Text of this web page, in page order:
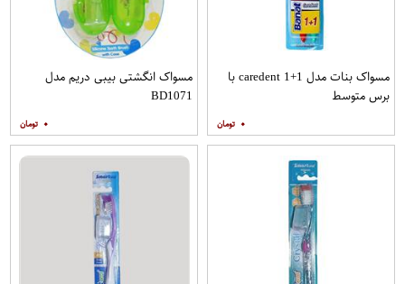
مسواک بنات مدل caredent 1+1 با
برس متوسط
۰
مسواک انگشتی بیبی دریم مدل
BD1071
۰